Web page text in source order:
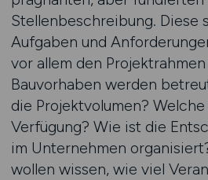
Stellenbeschreibung. Diese
Aufgaben und
vor allem den
Bauvorhaben werden
die Projektvolumen?
Verfügung? Wie ist die
im Unternehmen
wollen wissen, wie viel